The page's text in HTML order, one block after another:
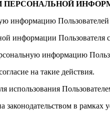
ПЕРСОНАЛЬНОЙ
информацию
информации Пользователя
информацию
на такие действия.
использования
законодательством в рамках